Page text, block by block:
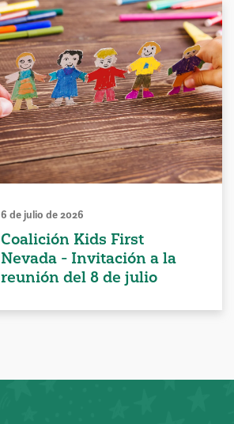
6 de julio de 2026
Coalición Kids First
Nevada - Invitación a la
reunión del 8 de julio